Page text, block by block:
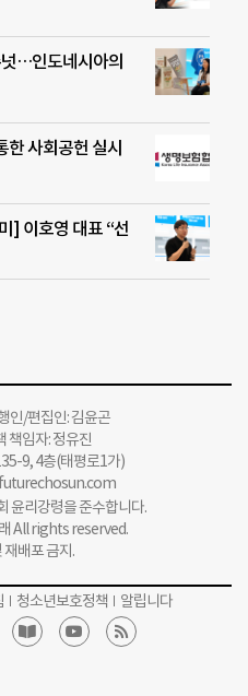
…인도네시아의
한 사회공헌 실시
] 이호영 대표 “선
인/편집인: 김윤곤
책임자: 정유진
9, 4층(태평로1가)
윤리강령을 준수합니다.
All rights reserved.
재배포 금지.
청소년보호정책 알립니다